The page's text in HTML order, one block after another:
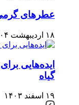
عطرهای
۱۸ اردیبهشت ۱۴۰۴
ایده‌هایی
گیاه
۱۹ اسفند ۱۴۰۳